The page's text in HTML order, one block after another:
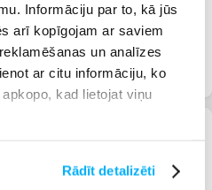
Informāciju par to, kā jūs
arī kopīgojam ar saviem
un analīzes
ar citu informāciju, ko
kad lietojat viņu
Rādīt detalizēti
un
Matu griežamās
mašīnas